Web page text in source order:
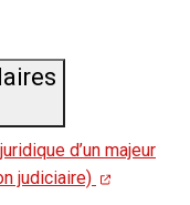
d’un majeur
judiciaire)